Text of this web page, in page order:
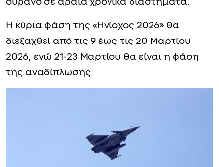
ουρανό σε αραιά χρονικά διαστήματα.
Η κύρια φάση της «Ηνίοχος 2026» θα
διεξαχθεί από τις 9 έως τις 20 Μαρτίου
2026, ενώ 21-23 Μαρτίου θα είναι η φάση
της αναδίπλωσης.